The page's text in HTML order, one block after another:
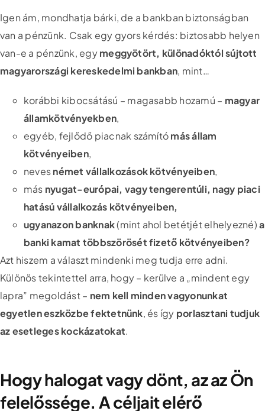
Igen ám, mondhatja bárki, de a bankban biztonságban
van a pénzünk. Csak egy gyors kérdés: biztosabb helyen
van-e a pénzünk, egymeggyötört, különadóktól sújtott
magyarországi kereskedelmi bankban, mint…
korábbi kibocsátású – magasabb hozamú – magyar
államkötvényekben,
egyéb, fejlődő piacnak számítómás állam
kötvényeiben,
nevesnémet vállalkozások kötvényeiben,
más nyugat-európai, vagy tengerentúli, nagy piaci
hatású vállalkozás kötvényeiben,
ugyanazon banknak(mint ahol betétjét elhelyezné)a
banki kamat többszörösét fizető kötvényeiben?
Azt hiszem a választ mindenki meg tudja erre adni.
Különös tekintettel arra, hogy – kerülve a „mindent egy
lapra” megoldást – nem kell minden vagyonunkat
egyetlen eszközbe fektetnünk, és így porlasztani tudjuk
az esetleges kockázatokat.
Hogy halogat vagy dönt, az az Ön
felelőssége. A céljait elérő